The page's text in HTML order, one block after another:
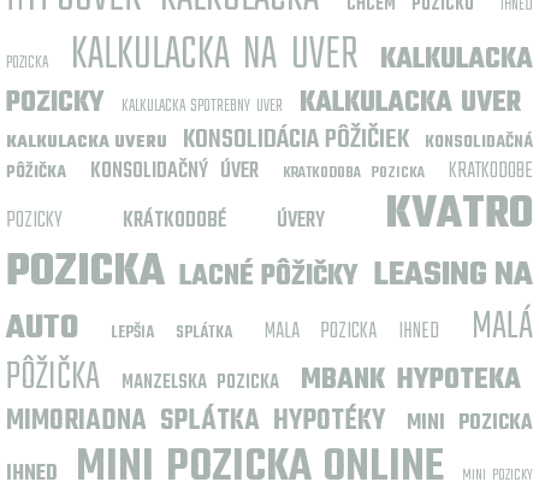
POZICKA KALKULACKA NA UVER KALKULACKA
POZICKY
KALKULACKA SPOTREBNY UVER KALKULACKA UVER
KALKULACKA UVERU KONSOLIDÁCIA PÔŽIČIEK
KONSOLIDAČNÁ
PÔŽIČKA
KONSOLIDAČNÝ ÚVER KRATKODOBA POZICKA
KRATKODOBE
POZICKY
KRÁTKODOBÉ ÚVERY
KVATRO
POZICKA LACNÉ PÔŽIČKY LEASING NA
AUTO
LEPŠIA SPLÁTKA MALA POZICKA IHNED
MALÁ
PÔŽIČKA
MANZELSKA POZICKA
MBANK HYPOTEKA
MIMORIADNA SPLÁTKA HYPOTÉKY
MINI POZICKA
IHNED
MINI POZICKA ONLINE MINI POZICKY